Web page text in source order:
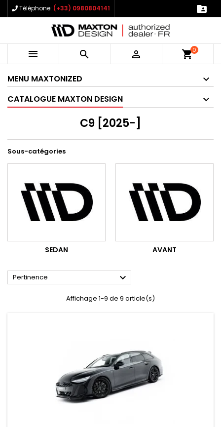
Téléphone: (+33) 0980804141 
   shopping_cart0
MENU MAXTONIZED
CATALOGUE MAXTON DESIGN
C9 [2025-]
Sous-catégories
SEDAN AVANT
Pertinence 
Affichage 1-9 de 9 article(s)